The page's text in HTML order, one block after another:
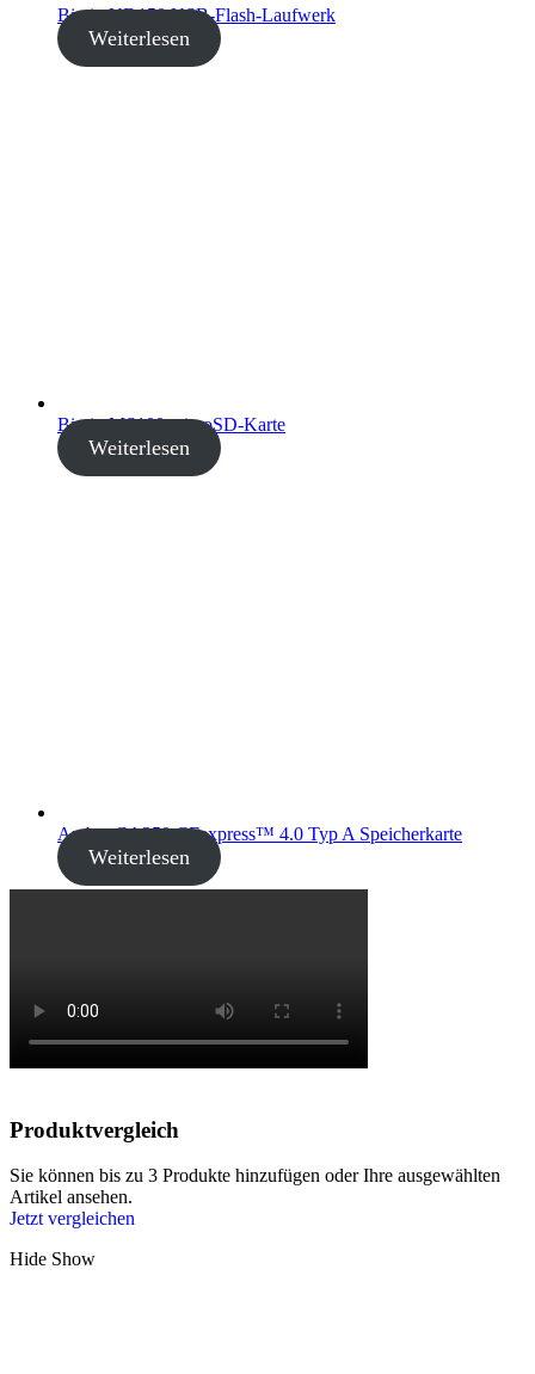
Biwin UD150 USB-Flash-Laufwerk
Weiterlesen
Biwin MS100 microSD-Karte
Weiterlesen
Amber CA350 CFexpress™ 4.0 Typ A Speicherkarte
Weiterlesen
Produktvergleich
Sie können bis zu 3 Produkte hinzufügen oder Ihre ausgewählten
Artikel ansehen.
Jetzt vergleichen
Hide Show